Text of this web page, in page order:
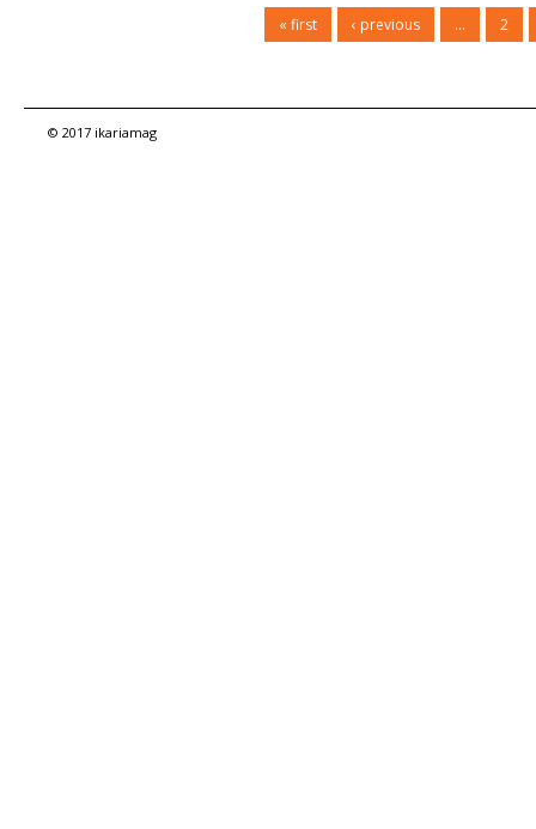
« first ‹ previous … 2
© 2017 ikariamag